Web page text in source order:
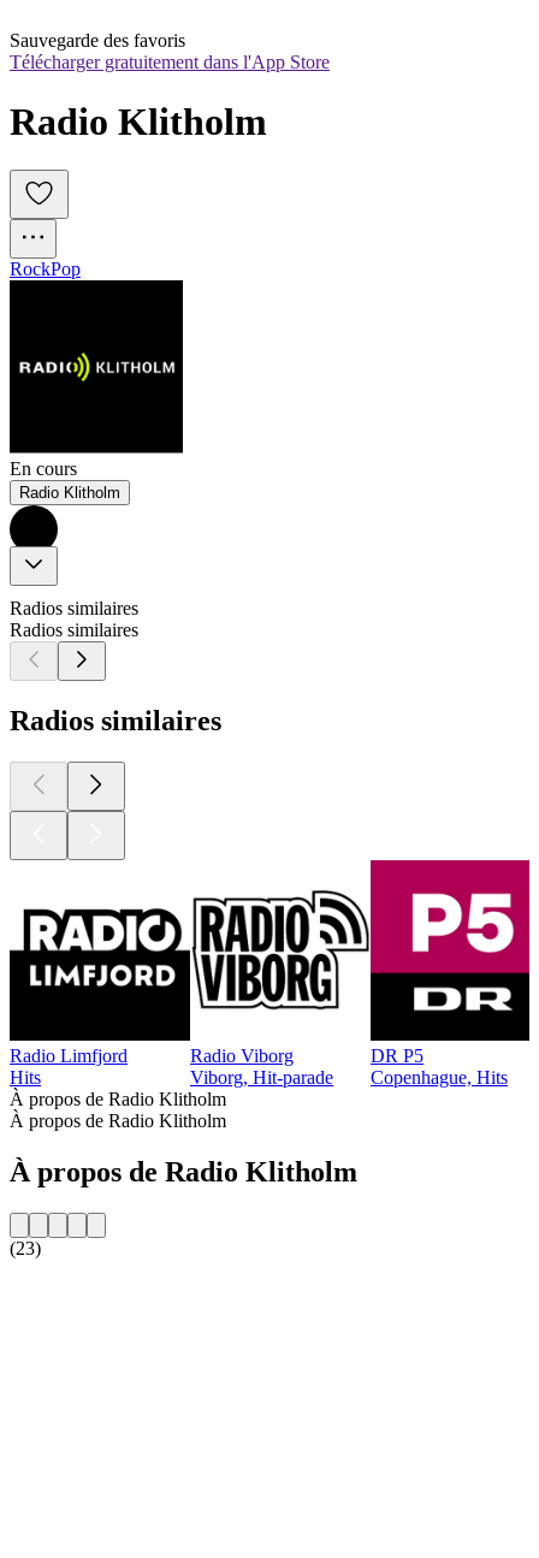
Sauvegarde des favoris
Télécharger gratuitement dans l'App Store
Radio Klitholm
RockPop
En cours
Radio Klitholm
Radios similaires
Radios similaires
Radios similaires
Radio Limfjord
Hits
Radio Viborg
Viborg, Hit-parade
DR P5
Copenhague, Hits
À propos de Radio Klitholm
À propos de Radio Klitholm
À propos de Radio Klitholm
(23)